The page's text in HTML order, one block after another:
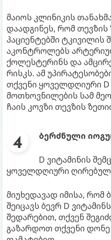
მაიოს კლინიკის
დაადგინეს, რომ
პაციენტებში ტკივილის
აკონტროლებს
ქოლესტერინს და
რისკს. ამ
თქვენი ყოველდღიური D
მოთხოვნილების სამ
ჩაის კოვზი თევზის
ბერძნული
D ვიტამინის
ყოველდღიური
მიუხედავად იმისა, რომ
შეიცავს ბევრ D
შედარებით, თქვენ
გაზარდოთ თქვენი